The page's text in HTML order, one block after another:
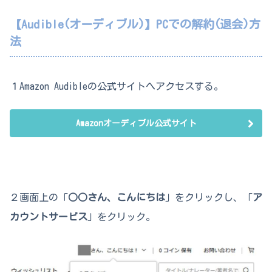
【Audible(オーディブル)】PCでの解約(退会)方
法
１Amazon Audibleの公式サイトへアクセスする。
Amazonオーディブル公式サイト
２画面上の「○○さん、こんにちは 」をクリックし、「ア
カウントサービス 」をクリック。